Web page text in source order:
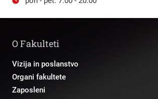
O Fakulteti
Vizija in poslanstvo
Organi fakultete
Zaposleni